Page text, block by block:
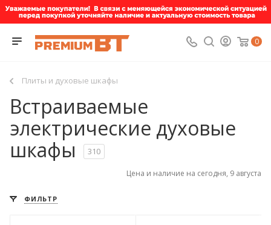
0
Плиты и духовые шкафы
Встраиваемые
электрические духовые
шкафы
310
Цена и наличие на сегодня, 9 августа
ФИЛЬТР